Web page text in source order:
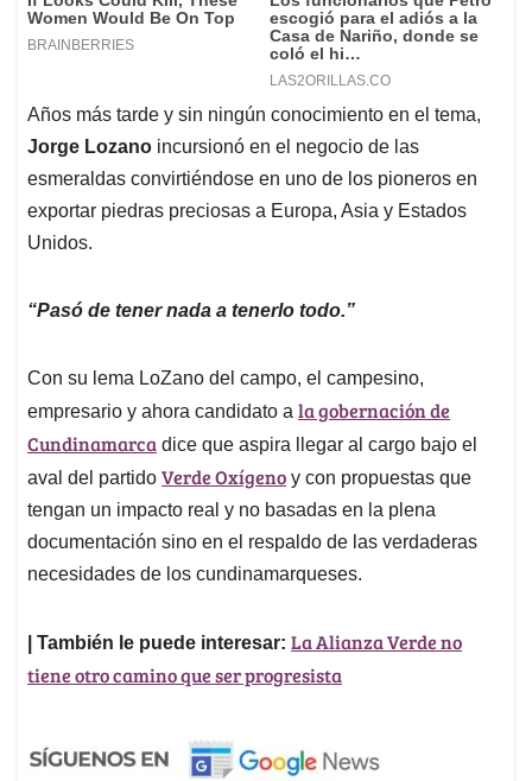
Años más tarde y sin ningún conocimiento en el tema,
Jorge Lozano incursionó en el negocio de las
esmeraldas convirtiéndose en uno de los pioneros en
exportar piedras preciosas a Europa, Asia y Estados
Unidos.
“Pasó de tener nada a tenerlo todo.”
Con su lema LoZano del campo, el campesino,
empresario y ahora candidato a la gobernación de
Cundinamarca dice que aspira llegar al cargo bajo el
aval del partido Verde Oxígeno y con propuestas que
tengan un impacto real y no basadas en la plena
documentación sino en el respaldo de las verdaderas
necesidades de los cundinamarqueses.
| También le puede interesar: La Alianza Verde no
tiene otro camino que ser progresista